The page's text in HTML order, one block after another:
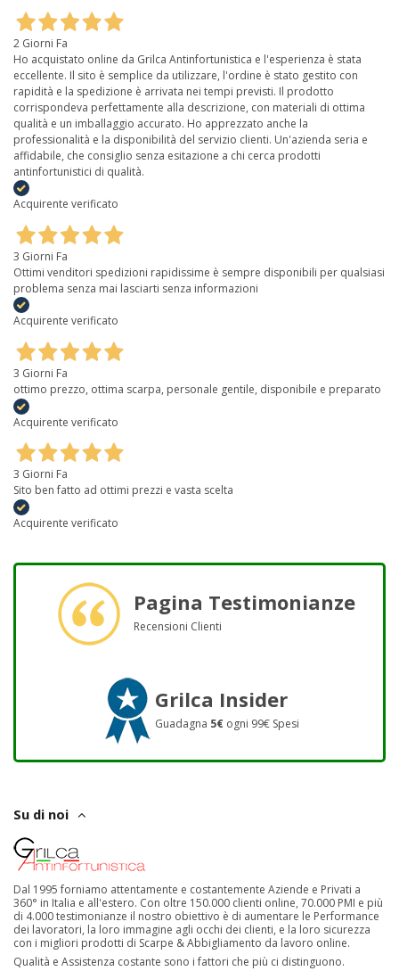
2 Giorni Fa
Ho acquistato online da Grilca Antinfortunistica e l'esperienza è stata
eccellente. Il sito è semplice da utilizzare, l'ordine è stato gestito con
rapidità e la spedizione è arrivata nei tempi previsti. Il prodotto
corrispondeva perfettamente alla descrizione, con materiali di ottima
qualità e un imballaggio accurato. Ho apprezzato anche la
professionalità e la disponibilità del servizio clienti. Un'azienda seria e
affidabile, che consiglio senza esitazione a chi cerca prodotti
antinfortunistici di qualità.
Acquirente verificato
3 Giorni Fa
Ottimi venditori spedizioni rapidissime è sempre disponibili per qualsiasi
problema senza mai lasciarti senza informazioni
Acquirente verificato
3 Giorni Fa
ottimo prezzo, ottima scarpa, personale gentile, disponibile e preparato
Acquirente verificato
3 Giorni Fa
Sito ben fatto ad ottimi prezzi e vasta scelta
Acquirente verificato
Pagina Testimonianze
Recensioni Clienti
Grilca Insider
Guadagna 5€ ogni 99€ Spesi
Su di noi
Dal 1995 forniamo attentamente e costantemente Aziende e Privati a
360° in Italia e all'estero. Con oltre 150.000 clienti online, 70.000 PMI e più
di 4.000 testimonianze il nostro obiettivo è di aumentare le Performance
dei lavoratori, la loro immagine agli occhi dei clienti, e la loro sicurezza
con i migliori prodotti di Scarpe & Abbigliamento da lavoro online.
Qualità e Assistenza costante sono i fattori che più ci distinguono.